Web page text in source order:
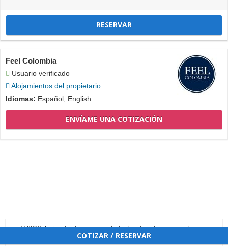
RESERVAR
Feel Colombia
Usuario verificado
Alojamientos del propietario
Idiomas: Español, English
ENVÍAME UNA COTIZACIÓN
COTIZAR / RESERVAR
© 2026 -Livincolombia.com.co - Todos los derechos reservados.
Términos y condiciones|Política de protección de datos